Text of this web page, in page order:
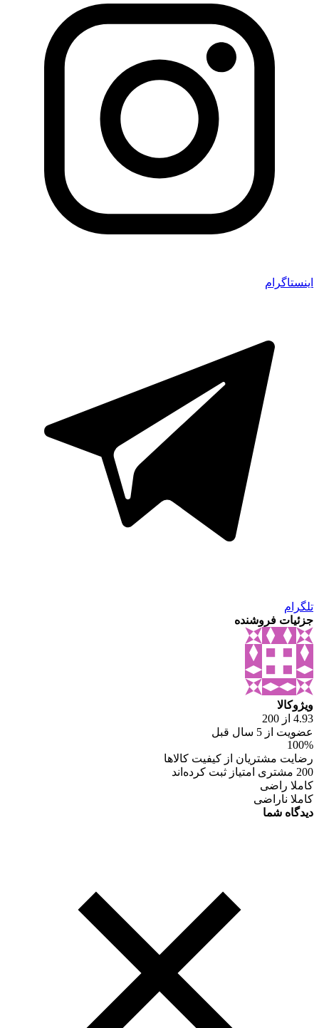
اینستاگرام
تلگرام
جزئیات فروشنده
ویژوکالا
4.93 از 200
عضویت از 5 سال قبل
100%
رضایت مشتریان از کیفیت کالاها
200 مشتری امتیاز ثبت کرده‌اند
کاملا راضی
کاملا ناراضی
دیدگاه شما